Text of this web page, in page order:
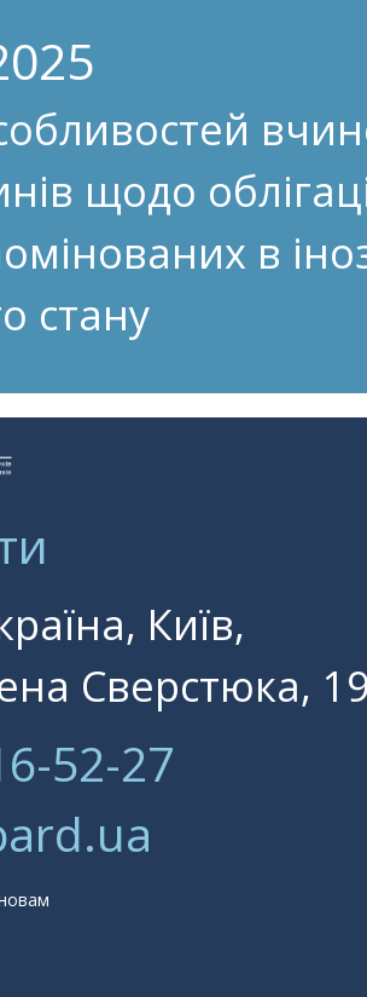
щодо
в
стану
Київ,
Сверстюка,
52-27